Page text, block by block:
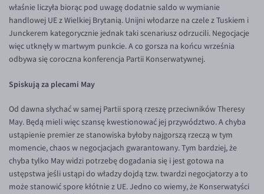
TRY/PLN
ZAR/PLN
EUR/USD
EUR/CHF
EUR/CZK
EUR/DKK
EUR/NOK
EUR/SEK
EUR/AUD
właśnie liczyła biorąc pod uwagę dodatnie saldo w wymianie
handlowej UE z Wielkiej Brytanią. Unijni włodarze na czele z Tuskiem i
Junckerem kategorycznie jednak taki scenariusz odrzucili. Negocjacje
więc utknęły w martwym punkcie. A co gorsza na końcu września
odbywa się coroczna konferencja Partii Konserwatywnej.
Spiskują za plecami May
Od dawna słychać w samej Partii sporą rzeszę przeciwników Theresy
May. Będą mieli więc szansę kwestionować jej przywództwo. A chyba
ustąpienie premier ze stanowiska byłoby najgorszą rzeczą w tym
momencie, chaos w negocjacjach gwarantowany. Tym bardziej, że
chyba tylko May widzi potrzebę dogadania się i jest gotowa na
ustępstwa jeśli ustąpi do władzy dojdą tzw. twardzi negocjatorzy a to
może stanowić spore kłótnie z UE. Jedno co wiemy, że Konserwatyści